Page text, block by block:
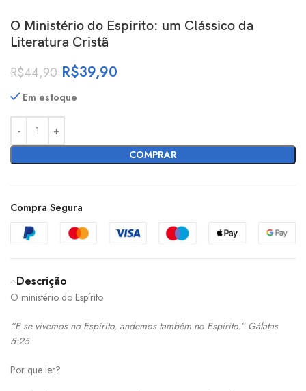
O Ministério do Espirito: um Clássico da
Literatura Cristã
R$44,90 R$39,90
Em estoque
COMPRAR
Compra Segura
Descrição
O ministério do Espírito
“E se vivemos no Espírito, andemos também no Espírito.” Gálatas
5:25
Por que ler?